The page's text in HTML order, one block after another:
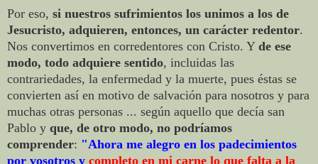
Por eso, si nuestros sufrimientos los unimos a los de
Jesucristo, adquieren, entonces, un carácter redentor.
Nos convertimos en corredentores con Cristo. Y de ese
modo, todo adquiere sentido, incluidas las
contrariedades, la enfermedad y la muerte, pues éstas se
convierten así en motivo de salvación para nosotros y para
muchas otras personas ... según aquello que decía san
Pablo y que, de otro modo, no podríamos
comprender: "Ahora me alegro en los padecimientos
por vosotros y completo en mi carne lo que falta a la